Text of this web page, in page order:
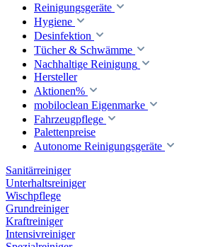
Reinigungsgeräte
Hygiene
Desinfektion
Tücher & Schwämme
Nachhaltige Reinigung
Hersteller
Aktionen%
mobiloclean Eigenmarke
Fahrzeugpflege
Palettenpreise
Autonome Reinigungsgeräte
Sanitärreiniger
Unterhaltsreiniger
Wischpflege
Grundreiniger
Kraftreiniger
Intensivreiniger